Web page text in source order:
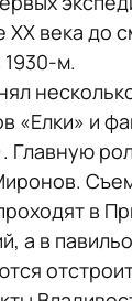
века до
м.
«Елки» и
Главную
в
а в